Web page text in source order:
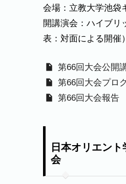
会場：立教大学池袋
開講演会：ハイブリ
表：対面による開催）
第66回大会公開
第66回大会プロ
第66回大会報告
日本オリエン
会